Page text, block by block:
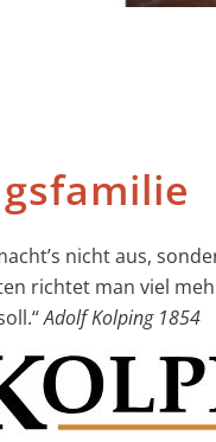
nicht aus,
richtet man viel
Adolf Kolping 1854